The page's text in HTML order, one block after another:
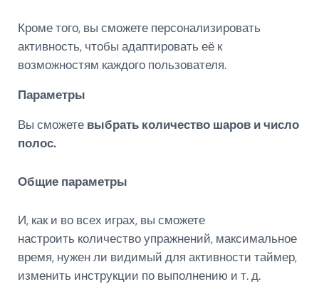
Кроме того, вы сможете персонализировать
активность, чтобы адаптировать её к
возможностям каждого пользователя.
Параметры
Вы сможете выбрать количество шаров и число
полос.
Общие параметры
И, как и во всех играх, вы сможете
настроить количество упражнений, максимальное
время, нужен ли видимый для активности таймер,
изменить инструкции по выполнению и т. д.